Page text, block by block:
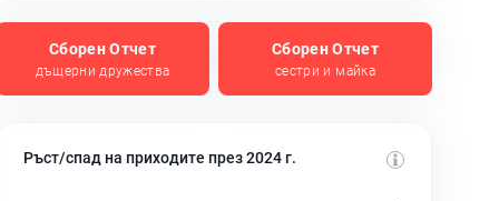
Сборен Отчет
дъщерни дружества
Сборен Отчет
сестри и майка
Ръст/спад на приходите през 2024 г.